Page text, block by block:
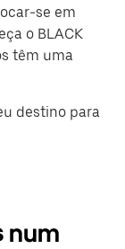
se em
o BLACK
têm uma
destino para
num